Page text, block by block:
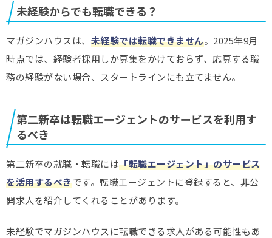
未経験からでも転職できる？
マガジンハウスは、 未経験では転職できません。2025年9月
時点では、経験者採用しか募集をかけておらず、応募する職
務の経験がない場合、スタートラインにも立てません。
第二新卒は転職エージェントのサービスを利用す
るべき
第二新卒の就職・転職には「転職エージェント」のサービス
を活用するべきです。転職エージェントに登録すると、非公
開求人を紹介してくれることがあります。
未経験でマガジンハウスに転職できる求人がある可能性もあ